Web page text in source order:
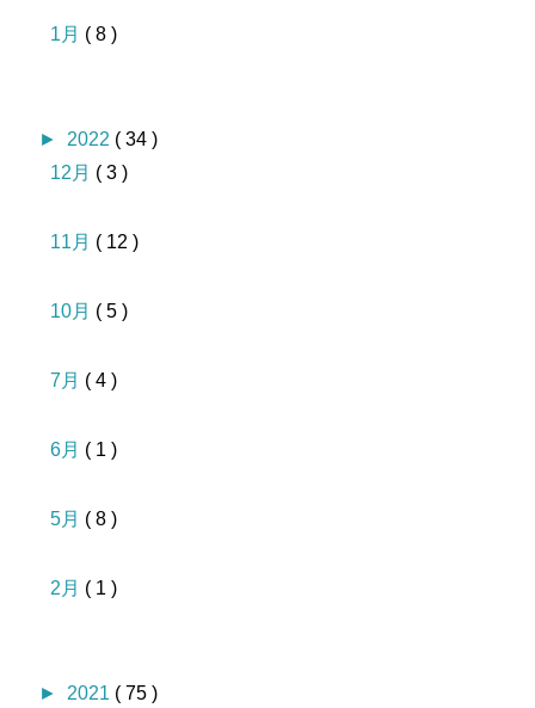
1月 ( 8 )
► 2022 ( 34 )
12月 ( 3 )
11月 ( 12 )
10月 ( 5 )
7月 ( 4 )
6月 ( 1 )
5月 ( 8 )
2月 ( 1 )
► 2021 ( 75 )